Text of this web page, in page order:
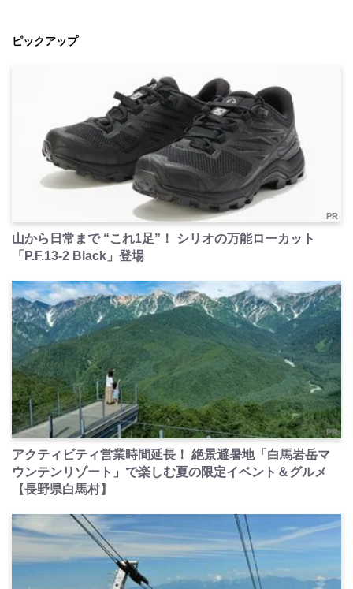
ピックアップ
PR
山から日常まで “これ1足”！ シリオの万能ローカット
「P.F.13-2 Black」登場
PR
アクティビティ営業時間延長！ 絶景避暑地「白馬岩岳マ
ウンテンリゾート」で楽しむ夏の限定イベント＆グルメ
【長野県白馬村】